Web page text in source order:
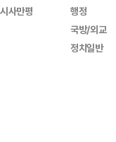
시사만평
행정
국방/외교
정치일반